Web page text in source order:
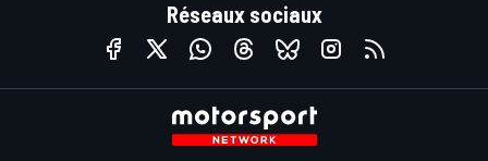
Réseaux sociaux